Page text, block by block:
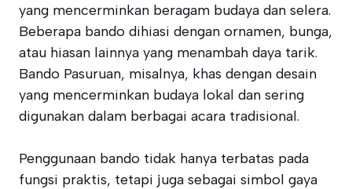
yang mencerminkan beragam budaya dan selera.
Beberapa bando dihiasi dengan ornamen, bunga,
atau hiasan lainnya yang menambah daya tarik.
Bando Pasuruan, misalnya, khas dengan desain
yang mencerminkan budaya lokal dan sering
digunakan dalam berbagai acara tradisional.
Penggunaan bando tidak hanya terbatas pada
fungsi praktis, tetapi juga sebagai simbol gaya